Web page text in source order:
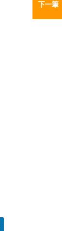
下一筆